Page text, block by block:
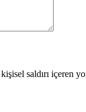
saldırı içeren